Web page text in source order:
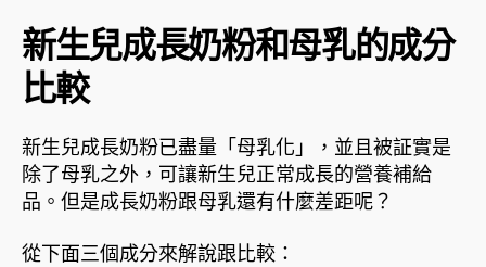
新生兒成長奶粉和母乳的成分
比較
新生兒成長奶粉已盡量「母乳化」，並且被証實是
除了母乳之外，可讓新生兒正常成長的營養補給
品。但是成長奶粉跟母乳還有什麼差距呢？
從下面三個成分來解說跟比較：